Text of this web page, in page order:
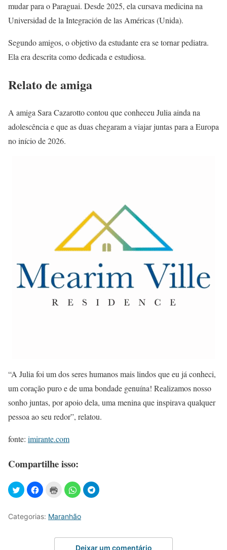
mudar para o Paraguai. Desde 2025, ela cursava medicina na
Universidad de la Integración de las Américas (Unida).
Segundo amigos, o objetivo da estudante era se tornar pediatra.
Ela era descrita como dedicada e estudiosa.
Relato de amiga
A amiga Sara Cazarotto contou que conheceu Julia ainda na
adolescência e que as duas chegaram a viajar juntas para a Europa
no início de 2026.
“A Julia foi um dos seres humanos mais lindos que eu já conheci,
um coração puro e de uma bondade genuína! Realizamos nosso
sonho juntas, por apoio dela, uma menina que inspirava qualquer
pessoa ao seu redor”, relatou.
fonte: imirante.com
Compartilhe isso:
Categorias: Maranhão
Deixar um comentário